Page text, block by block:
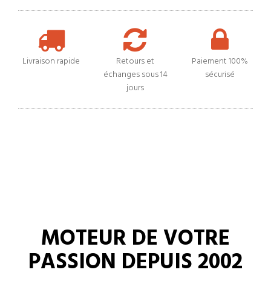
Livraison rapide
Retours et
échanges sous 14
jours
Paiement 100%
sécurisé
MOTEUR DE VOTRE
PASSION DEPUIS 2002